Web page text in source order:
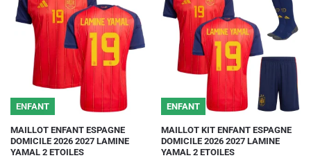
être
choisies
produit
être
choisies
page
produit
26/27
ENFANT
MAILLOT ENFANT ESPAGNE
DOMICILE 2026 2027 LAMINE
YAMAL 2 ETOILES
Ce
produit
ENFANT
MAILLOT KIT ENFANT ESPAGNE
DOMICILE 2026 2027 LAMINE
YAMAL 2 ETOILES
Ce
produit